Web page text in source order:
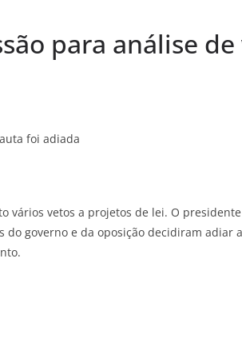
para análise
foi adiada
vários vetos a projetos de lei. O
governo e da oposição decidiram adiar